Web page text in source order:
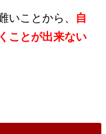
いことから、 自
ことが出来ない